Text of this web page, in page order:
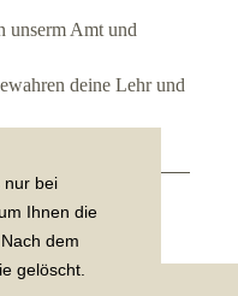
nur bei
Ihnen die
dem
gelöscht.
unserm Amt und
deine Lehr und